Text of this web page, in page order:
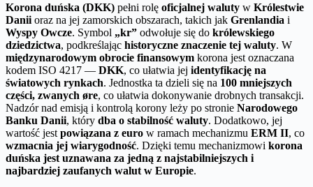
Korona duńska (DKK) pełni rolę oficjalnej waluty w Królestwie
Danii oraz na jej zamorskich obszarach, takich jak Grenlandia i
Wyspy Owcze. Symbol „kr” odwołuje się do królewskiego
dziedzictwa, podkreślając historyczne znaczenie tej waluty. W
międzynarodowym obrocie finansowym korona jest oznaczana
kodem ISO 4217 — DKK, co ułatwia jej identyfikację na
światowych rynkach. Jednostka ta dzieli się na 100 mniejszych
części, zwanych øre, co ułatwia dokonywanie drobnych transakcji.
Nadzór nad emisją i kontrolą korony leży po stronie Narodowego
Banku Danii, który dba o stabilność waluty. Dodatkowo, jej
wartość jest powiązana z euro w ramach mechanizmu ERM II, co
wzmacnia jej wiarygodność. Dzięki temu mechanizmowi korona
duńska jest uznawana za jedną z najstabilniejszych i
najbardziej zaufanych walut w Europie.